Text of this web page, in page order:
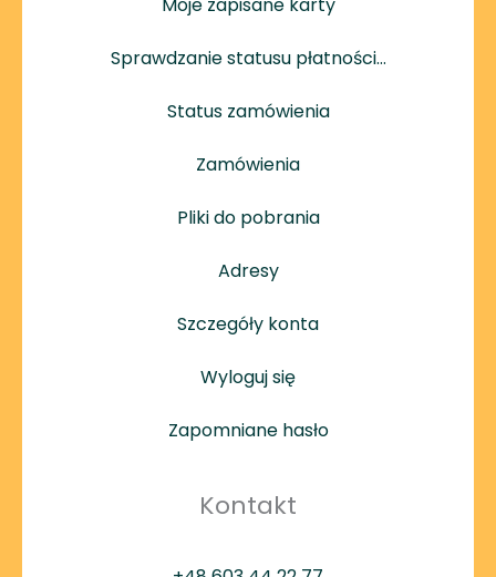
Sprawdzanie statusu płatności…
Status zamówienia
Zamówienia
Pliki do pobrania
Adresy
Szczegóły konta
Wyloguj się
Zapomniane hasło
Kontakt